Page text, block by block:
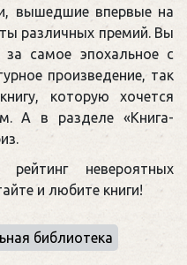
вышедшие впервые на
различных премий. Вы
за самое эпохальное с
произведение, так
которую хочется
А в разделе «Книга-
невероятных
и любите книги!
библиотека